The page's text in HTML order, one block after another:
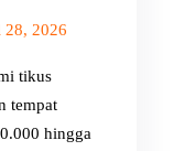
28, 2026
tikus
tempat
hingga